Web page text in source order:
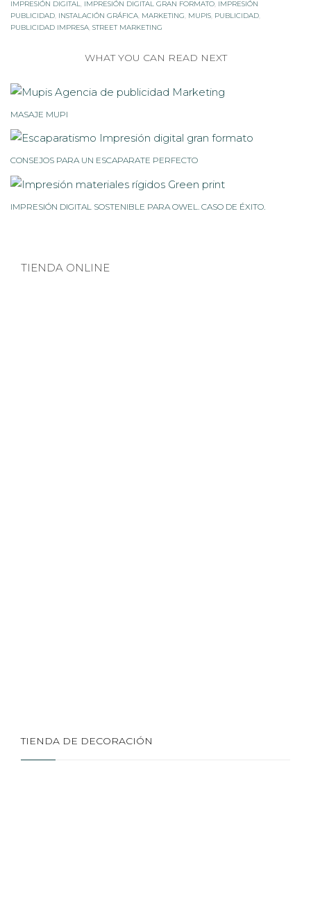
IMPRESIÓN DIGITAL IMPRESIÓN DIGITAL GRAN FORMATO IMPRESIÓN
PUBLICIDAD INSTALACIÓN GRÁFICA MARKETING MUPIS PUBLICIDAD
PUBLICIDAD IMPRESA STREET MARKETING
WHAT YOU CAN READ NEXT
MASAJE MUPI
CONSEJOS PARA UN ESCAPARATE PERFECTO
IMPRESIÓN DIGITAL SOSTENIBLE PARA OWEL. CASO DE ÉXITO.
TIENDA ONLINE
TIENDA DE DECORACIÓN